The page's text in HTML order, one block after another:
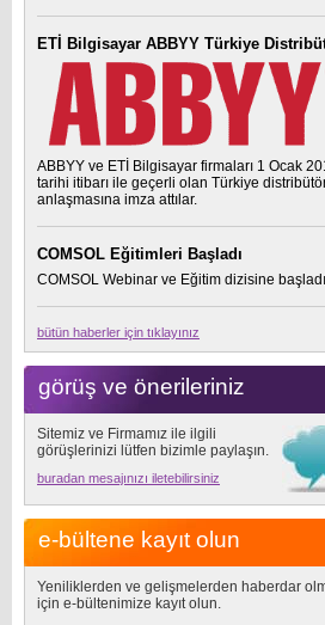
ETİ Bilgisayar ABBYY Türkiye
ABBYY ve ETİ Bilgisayar firmaları 1 Ocak
tarihi itibarı ile geçerli olan Türkiye
anlaşmasına imza attılar.
COMSOL Eğitimleri Başladı
COMSOL Webinar ve Eğitim dizisine
bütün haberler için tıklayınız
görüş ve önerileriniz
Sitemiz ve Firmamız ile ilgili
görüşlerinizi lütfen bizimle paylaşın.
buradan mesajınızı iletebilirsiniz
e-bültene kayıt olun
Yeniliklerden ve gelişmelerden haberdar
için e-bültenimize kayıt olun.